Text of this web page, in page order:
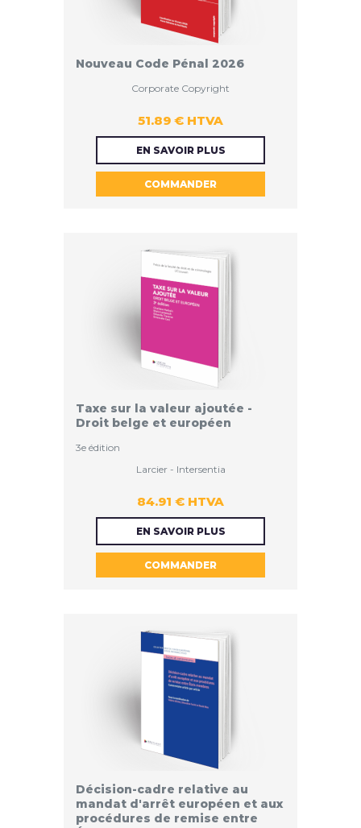
Nouveau Code Pénal 2026
51.89 € HTVA
Corporate Copyright
EN SAVOIR PLUS
COMMANDER
51.89 €
Taxe sur la valeur ajoutée -
Droit belge et européen
3e édition
84.91 € HTVA
Larcier - Intersentia
EN SAVOIR PLUS
COMMANDER
84.91 €
Décision-cadre relative au
mandat d'arrêt européen et aux
procédures de remise entre